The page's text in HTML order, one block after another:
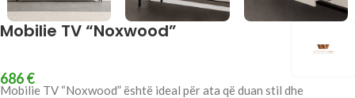
Mobilie TV “Noxwood”
686€
Mobilie TV “Noxwood” është ideal për ata që duan stil dhe